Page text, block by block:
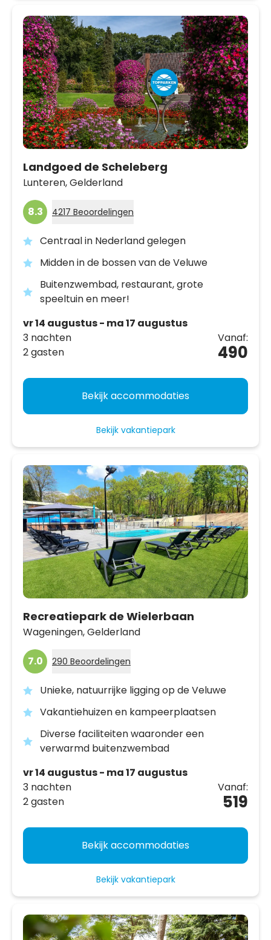
Landgoed de Scheleberg
Lunteren,Gelderland
8.3 4217 Beoordelingen
Centraal in Nederland gelegen
Midden in de bossen van de Veluwe
Buitenzwembad, restaurant, grote
speeltuin en meer!
vr 14 augustus - ma 17 augustus
3 nachten
2 gasten
Vanaf:
490
Bekijk accommodaties
Bekijk vakantiepark
Recreatiepark de Wielerbaan
Wageningen,Gelderland
7.0 290 Beoordelingen
Unieke, natuurrijke ligging op de Veluwe
Vakantiehuizen en kampeerplaatsen
Diverse faciliteiten waaronder een
verwarmd buitenzwembad
vr 14 augustus - ma 17 augustus
3 nachten
2 gasten
Vanaf:
519
Bekijk accommodaties
Bekijk vakantiepark